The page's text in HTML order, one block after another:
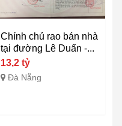
Chính chủ rao bán nhà
tại đường Lê Duẩn -...
13,2 tỷ
Đà Nẵng